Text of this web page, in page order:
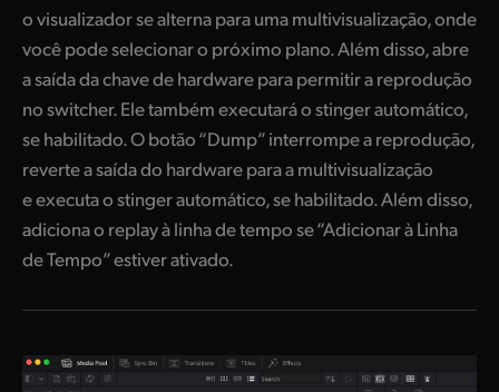
o visualizador se alterna para uma multivisualização, onde
você pode selecionar o próximo plano. Além disso, abre
a saída da chave de hardware para permitir a reprodução
no switcher. Ele também executará o stinger automático,
se habilitado. O botão “Dump” interrompe a reprodução,
reverte a saída do hardware para a multivisualização
e executa o stinger automático, se habilitado. Além disso,
adiciona o replay à linha de tempo se “Adicionar à Linha
de Tempo” estiver ativado.